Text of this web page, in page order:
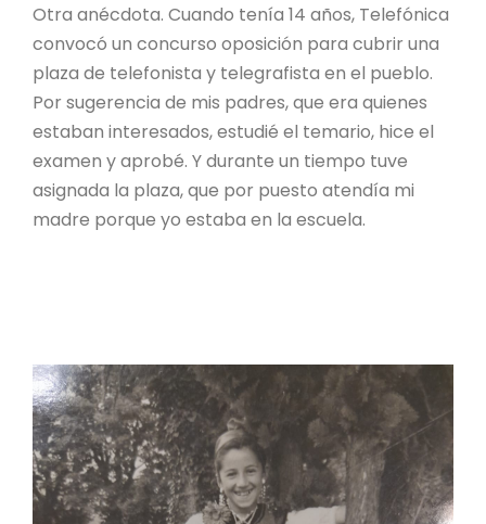
Otra anécdota. Cuando tenía 14 años, Telefónica
convocó un concurso oposición para cubrir una
plaza de telefonista y telegrafista en el pueblo.
Por sugerencia de mis padres, que era quienes
estaban interesados, estudié el temario, hice el
examen y aprobé. Y durante un tiempo tuve
asignada la plaza, que por puesto atendía mi
madre porque yo estaba en la escuela.